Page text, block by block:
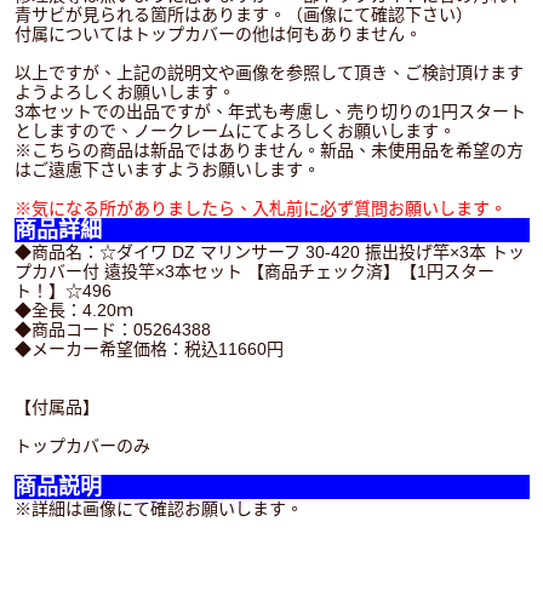
青サビが見られる箇所はあります。（画像にて確認下さい）
付属についてはトップカバーの他は何もありません。
以上ですが、上記の説明文や画像を参照して頂き、ご検討頂けます
ようよろしくお願いします。
3本セットでの出品ですが、年式も考慮し、売り切りの1円スタート
としますので、ノークレームにてよろしくお願いします。
※こちらの商品は新品ではありません。新品、未使用品を希望の方
はご遠慮下さいますようお願いします。
※気になる所がありましたら、入札前に必ず質問お願いします。
商品詳細
◆商品名：☆ダイワ DZ マリンサーフ 30-420 振出投げ竿×3本 トッ
プカバー付 遠投竿×3本セット 【商品チェック済】【1円スター
ト！】☆496
◆全長：4.20ｍ
◆商品コード：05264388
◆メーカー希望価格：税込11660円
【付属品】
トップカバーのみ
商品説明
※詳細は画像にて確認お願いします。